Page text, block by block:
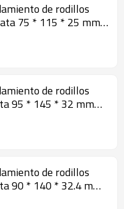
de rodillos
75 * 115 * 25 mm
de rodillos
95 * 145 * 32 mm
de rodillos
90 * 140 * 32.4 mm